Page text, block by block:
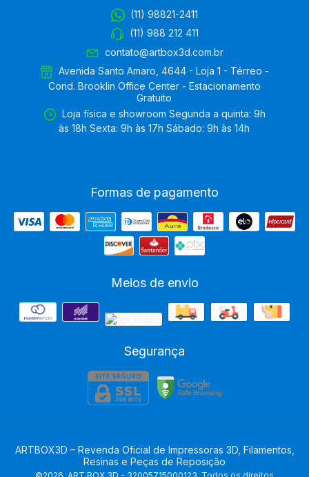
(11) 98821-2411
(11) 988 212 411
contato@artbox3d.com.br
Avenida Santo Amaro, 4644 - Loja 1 - Térreo -
Cond. Brooklin Office Center - Estacionamento
Gratuito
Loja física e showroom Segunda a quinta: 9h
às 18h Sexta: 9h às 17h Sábado: 9h às 14h
Formas de pagamento
Meios de envio
Segurança
ARTBOX3D – Revenda Oficial de Impressoras 3D, Filamentos,
Resinas e Peças de Reposição